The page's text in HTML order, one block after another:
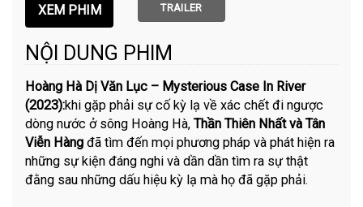
TRAILER
NỘI DUNG PHIM
Hoàng Hà Dị Văn Lục – Mysterious Case In River
(2023):khi gặp phải sự cố kỳ lạ về xác chết đi ngược
dòng nước ở sông Hoàng Hà,Thần Thiên Nhất và Tân
Viễn Hàng đã tìm đến mọi phương pháp và phát hiện ra
những sự kiện đáng nghi và dần dần tìm ra sự thật
đằng sau những dấu hiệu kỳ lạ mà họ đã gặp phải.